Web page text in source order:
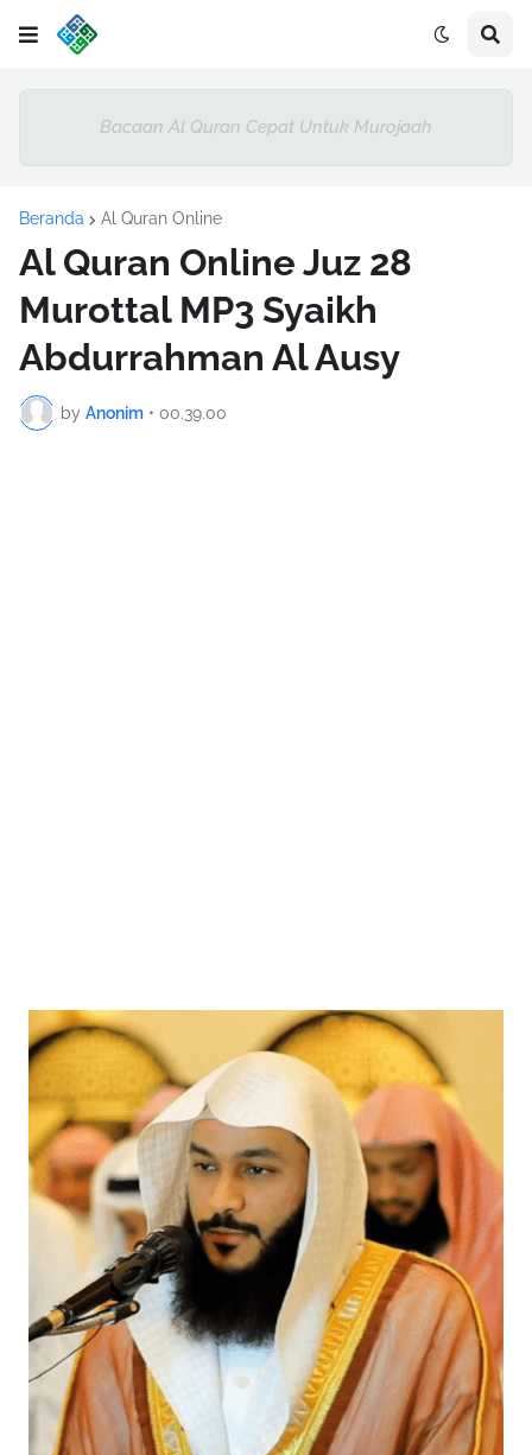
Bacaan Al Quran Cepat Untuk Murojaah
Beranda Al Quran Online
Al Quran Online Juz 28
Murottal MP3 Syaikh
Abdurrahman Al Ausy
by Anonim • 00.39.00